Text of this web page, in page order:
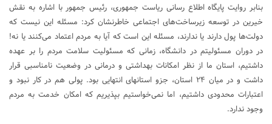
بنابر روایت پایگاه اطلاع رسانی ریاست جمهوری، رئیس جمهور با اشاره به نقش
خیرین در توسعه زیرساخت‌های اجتماعی خاطرنشان کرد: مسئله این نیست که
دولت‌ها پول دارند یا ندارند، مسئله این است که آیا به مردم اعتماد می‌کنند یا نه!
در دوران مسئولیتم در دانشگاه، زمانی که مسئولیت سلامت مردم را بر عهده
داشتیم، استان ما از نظر امکانات بهداشتی و درمانی در وضعیت نامناسبی قرار
داشت و در میان ۲۴ استان، جزو استانهای انتهایی بود. پولی هم در کار نبود و
اعتبارات محدودی داشتیم، اما نمی‌خواستیم بپذیریم که امکان خدمت به مردم
وجود ندارد.